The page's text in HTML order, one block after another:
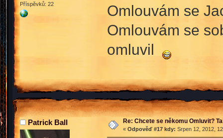
Příspěvků: 22
Omlouvám se
Omlouvám se
omluvil
Patrick Ball Re: Chcete se někomu Omluvit?
« Odpověď #17 kdy: Srpen 12, 2012,